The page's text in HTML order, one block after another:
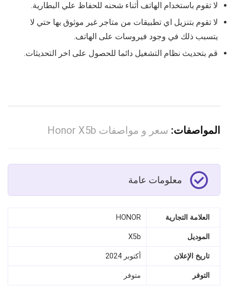
لا تقوم باستخدام الهاتف أثناء شحنه للحفاظ علي البطارية.
لا تقوم بتنزيل اي تطبيقات من متاجر غير موثوق بها حتي لا
يتسبب ذلك في وجود فيروسات على الهاتف.
قم بتحديث نظام التشغيل دائما للحصول على اخر التحديثات.
المواصفات: سعر و مواصفات Honor X5b
معلومات عامة
العلامة التجارية HONOR
الموديل X5b
تاريخ الإعلان أكتوبر 2024
التوفر متوفر